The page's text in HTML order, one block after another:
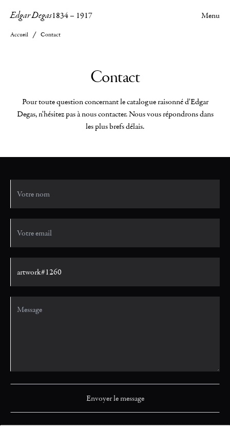
Edgar Degas1834– 1917 Menu
Accueil Contact
Contact
Pour toute question concernant le catalogue raisonné d'Edgar
Degas, n'hésitez pas à nous contacter. Nous vous répondrons dans
les plus brefs délais.